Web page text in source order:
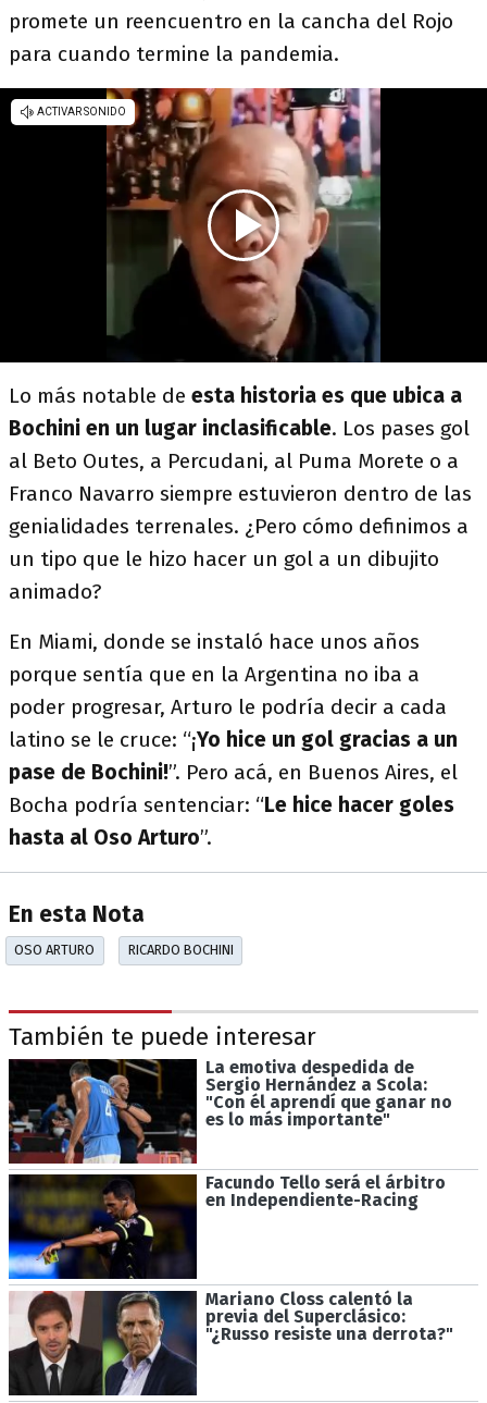
promete un reencuentro en la cancha del Rojo
para cuando termine la pandemia.
Lo más notable de esta historia es que ubica a
Bochini en un lugar inclasificable. Los pases gol
al Beto Outes, a Percudani, al Puma Morete o a
Franco Navarro siempre estuvieron dentro de las
genialidades terrenales. ¿Pero cómo definimos a
un tipo que le hizo hacer un gol a un dibujito
animado?
En Miami, donde se instaló hace unos años
porque sentía que en la Argentina no iba a
poder progresar, Arturo le podría decir a cada
latino se le cruce: “¡Yo hice un gol gracias a un
pase de Bochini!”. Pero acá, en Buenos Aires, el
Bocha podría sentenciar: “Le hice hacer goles
hasta al Oso Arturo”.
En esta Nota
OSO ARTURO RICARDO BOCHINI
También te puede interesar
La emotiva despedida de
Sergio Hernández a Scola:
"Con él aprendí que ganar no
es lo más importante"
Facundo Tello será el árbitro
en Independiente-Racing
Mariano Closs calentó la
previa del Superclásico:
"¿Russo resiste una derrota?"